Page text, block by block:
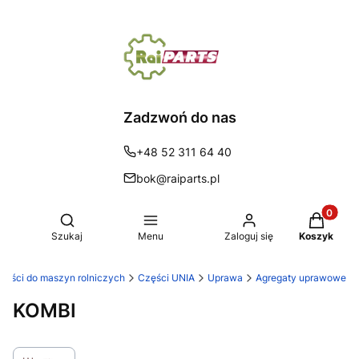
Zadzwoń do nas
+48 52 311 64 40
bok@raiparts.pl
Otwórz wyszukiwarkę
Szukaj Menu Zaloguj się Koszyk
do maszyn rolniczych Części UNIA Uprawa Agregaty uprawowe
KOMBI